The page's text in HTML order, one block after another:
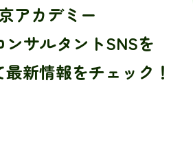
アカデミー
ンサルタントSNSを
新情報をチェック！